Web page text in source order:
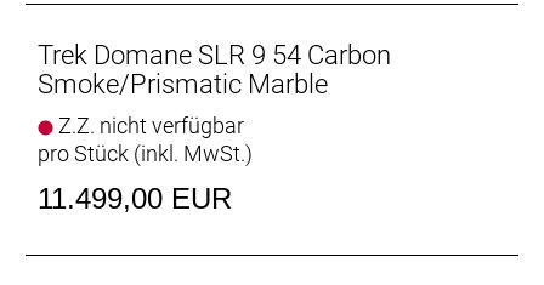
vielseitige Möglichkeit zur Unterbringung von
Werkzeug und Ausrüstung, während sich am
anschrauben lässt.
Der Komfortvorteil
Das nochmals verfeinerte IsoSpeed schluckt
Trek Domane SLR 9 54 Carbon
Smoke/Prismatic Marble
Z.Z. nicht verfügbar
pro Stück (inkl. MwSt.)
11.499,00 EUR